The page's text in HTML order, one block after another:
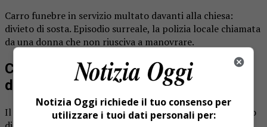
Carro funebre in servizio multato davanti alla chiesa:
divieto di sosta. Episodio surreale, la polizia locale chiamata
da una donna che non riusciva a manovrare.
Carro funebre in servizio multato
davanti alla chiesa: divieto di sosta
Il furgone di un’agenzia funebre è stato multato nel corso
Notizia Oggi richiede il tuo consenso per
utilizzare i tuoi dati personali per: